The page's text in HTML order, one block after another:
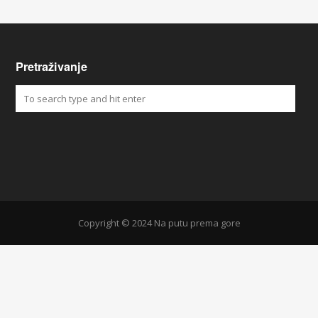
Pretraživanje
Copyright © 2024 Na putu prema gore